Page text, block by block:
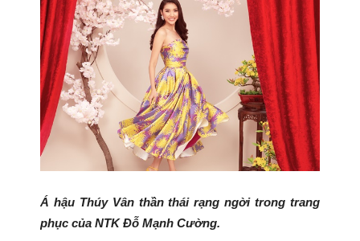
Á hậu Thúy Vân thần thái rạng ngời trong trang
phục của NTK Đỗ Mạnh Cường.